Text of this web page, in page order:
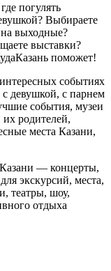
погулять
Выбираете
выходные?
выставки?
поможет!
событиях
девушкой, с парнем
события, музеи
родителей,
места Казани,
— концерты,
экскурсий, места,
театры, шоу,
отдыха